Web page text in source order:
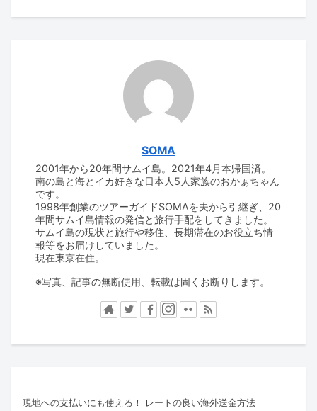
SOMA
2001年から20年間サムイ島。2021年4月本帰国済。
南の島と海とイカ好きな日本人5人家族のおかぁちゃん
です。
1998年創業のツアーガイドSOMAを夫から引継ぎ、20
年間サムイ島情報の発信と旅行手配をしてきました。
サムイ島の現状と旅行や移住、長期滞在のお役立ち情
報等をお届けしていました。
現在東京在住。
※写真、記事の無断使用、転載は固くお断りします。
現地への支払いにも使える！ レートの良い海外送金方法